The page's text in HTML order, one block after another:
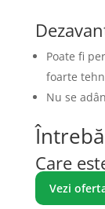
Poate fi
foarte
Nu se
Care
Vezi